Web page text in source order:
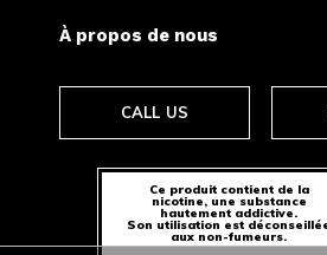
À propos de nous
CALL US
Ce produit contient de la
nicotine, une substance
hautement addictive.
Son utilisation est
aux non-fumeurs.